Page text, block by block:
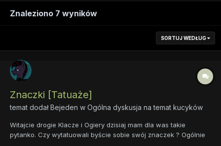
Znaleziono 7 wyników
SORTUJ WEDŁUG
Znaczki [Tatuaże]
temat dodałBejeden w Ogólna dyskusja na temat kucyków
Witajcie drogie Klacze i Ogiery dzisiaj mam dla was takie
pytanko. Czy wytatuowali byście sobie swój znaczek ? Ogólnie